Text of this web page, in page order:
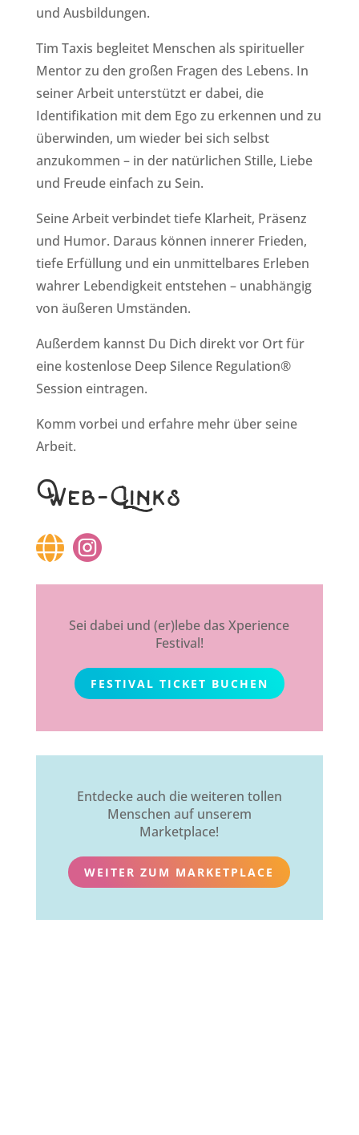
und Ausbildungen.
Tim Taxis begleitet Menschen als spiritueller
Mentor zu den großen Fragen des Lebens. In
seiner Arbeit unterstützt er dabei, die
Identifikation mit dem Ego zu erkennen und zu
überwinden, um wieder bei sich selbst
anzukommen – in der natürlichen Stille, Liebe
und Freude einfach zu Sein.
Seine Arbeit verbindet tiefe Klarheit, Präsenz
und Humor. Daraus können innerer Frieden,
tiefe Erfüllung und ein unmittelbares Erleben
wahrer Lebendigkeit entstehen – unabhängig
von äußeren Umständen.
Außerdem kannst Du Dich direkt vor Ort für
eine kostenlose Deep Silence Regulation®
Session eintragen.
Komm vorbei und erfahre mehr über seine
Arbeit.
Web-Links
Sei dabei und (er)lebe das Xperience
Festival!
FESTIVAL TICKET BUCHEN
Entdecke auch die weiteren tollen
Menschen auf unserem
Marketplace!
WEITER ZUM MARKETPLACE